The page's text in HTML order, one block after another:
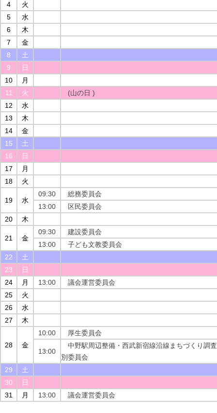
4
火
5
水
6
木
7
金
8
土
9
日
10
月
11
火
(山の日 )
12
水
13
木
14
金
15
土
16
日
17
月
18
火
19 水
09:30
総務委員会
13:00
区民委員会
20
木
21 金
09:30
建設委員会
13:00
子ども文教委員会
22
土
23
日
24
月 13:00
議会運営委員会
25
火
26
水
27
木
28 金
10:00 厚生委員会
13:00
中野駅周辺整備・西武新宿線沿線まちづくり調
別委員会
29
土
30
日
31
月 13:00 議会運営委員会